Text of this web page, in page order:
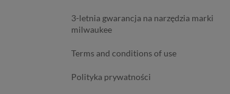
3-letnia gwarancja na narzędzia marki
milwaukee
terms and conditions of use
polityka prywatności